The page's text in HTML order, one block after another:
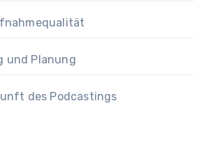
und Planung
des Podcastings